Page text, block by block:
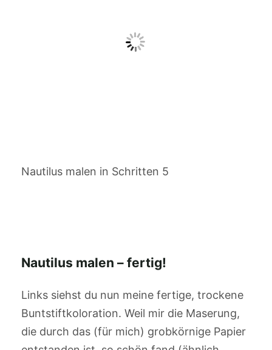
Nautilus malen in Schritten 5
Nautilus malen – fertig!
Links siehst du nun meine fertige, trockene
Buntstiftkoloration. Weil mir die Maserung,
die durch das (für mich) grobkörnige Papier